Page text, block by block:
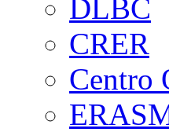
DLBC
CRER
Centro